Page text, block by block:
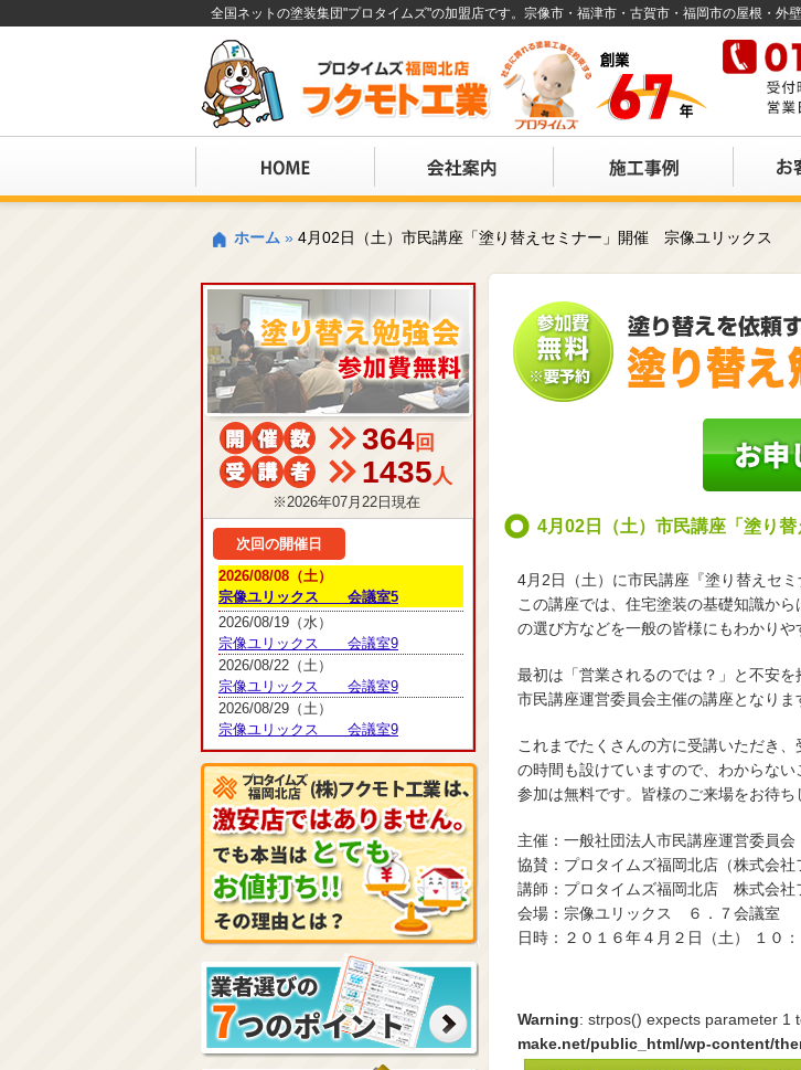
全国ネットの塗装集団"プロタイムズ"の加盟店です。宗像市・福津市・古賀市・福岡市の屋根・外
ホーム » 4月02日（土）市民講座「塗り替えセミナー」開催 宗像ユリックス
4月02日（土）市民講座「塗り
4月2日（土）に市民講座『塗り替えセミ
この講座では、住宅塗装の基礎知識か
の選び方などを一般の皆様にもわかりや
最初は「営業されるのでは？」と不安
市民講座運営委員会主催の講座となり
これまでたくさんの方に受講いただき
の時間も設けていますので、わからない
参加は無料です。皆様のご来場をお待ち
主催：一般社団法人市民講座運営委員会
協賛：プロタイムズ福岡北店（株式会社
講師：プロタイムズ福岡北店 株式会
会場：宗像ユリックス ６．７会議室
日時：２０１６年４月２日（土） １０
Warning: strpos() expects parameter 1
make.net/public_html/wp-content/
364回
1435人
※2026年07月22日現在
次回の開催日
2026/08/08（土）
宗像ユリックス 会議室5
2026/08/19（水）
宗像ユリックス 会議室9
2026/08/22（土）
宗像ユリックス 会議室9
2026/08/29（土）
宗像ユリックス 会議室9